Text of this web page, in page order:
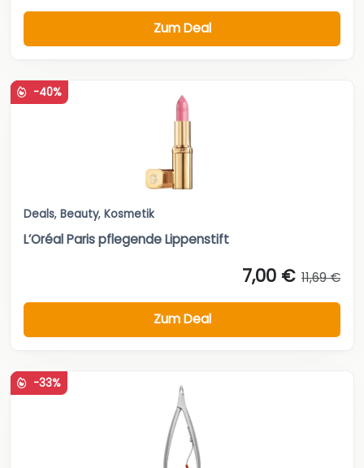
Zum Deal
-40%
Deals, Beauty, Kosmetik
L’Oréal Paris pflegende Lippenstift
7,00 € 11,69 €
Zum Deal
-33%